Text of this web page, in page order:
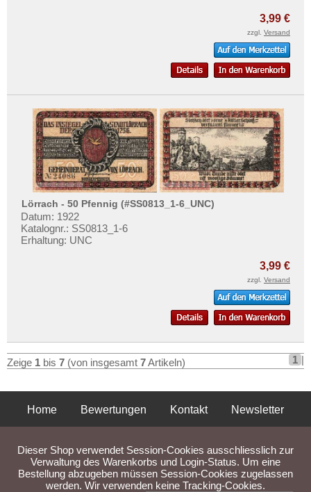
3,99 €
zzgl. Versand
Lörrach - 50 Pfennig (#SS0813_1-6_UNC)
Datum: 1922
Katalognr.: SS0813_1-6
Erhaltung: UNC
3,99 €
zzgl. Versand
Zeige 1 bis 7 (von insgesamt 7Artikeln) 1 |
Home Bewertungen Kontakt
Newsletter
Liefer- und Versandkosten
Dieser Shop verwendet Session-Cookies ausschliesslich zur
Verwaltung des Warenkorbs und Login-Status. Um eine
Bestellung abzugeben müssen Session-Cookies zugelassen
werden. Wir verwenden keine Tracking-Cookies.